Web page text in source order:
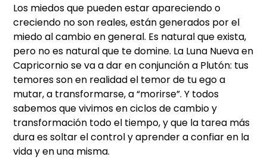
Los miedos que pueden estar apareciendo o
creciendo no son reales, están generados por el
miedo al cambio en general. Es natural que exista,
pero no es natural que te domine. La Luna Nueva en
Capricornio se va a dar en conjunción a Plutón: tus
temores son en realidad el temor de tu ego a
mutar, a transformarse, a “morirse”. Y todos
sabemos que vivimos en ciclos de cambio y
transformación todo el tiempo, y que la tarea más
dura es soltar el control y aprender a confiar en la
vida y en una misma.